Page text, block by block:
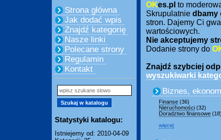
Strona główna
Jak dodać wpis
Znajdź kategorię
Nasze linki
Polecane strony
Regulamin
Kontakt
Statystyki katalogu:
Istniejemy od: 2010-04-09
OKes.pl to
Skrupulatnie dbamy
stron. Dajemy Ci
wartościowych.
Nie akceptujemy
Dodanie strony do
Znajdź szybciej
wyszukiwarki
Biznes,
Finanse (36)
Nieruchomości (32)
Doradztwo finansowe
więcej